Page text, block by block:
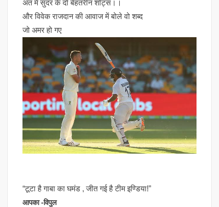
अंत में सुंदर के दो बेहतरीन शॉट्स।।
और विवेक राजदान की आवाज में बोले वो शब्द
जो अमर हो गए
“टूटा है गाबा का घमंड , जीत गई है टीम इण्डिया!”
आपका -विपुल